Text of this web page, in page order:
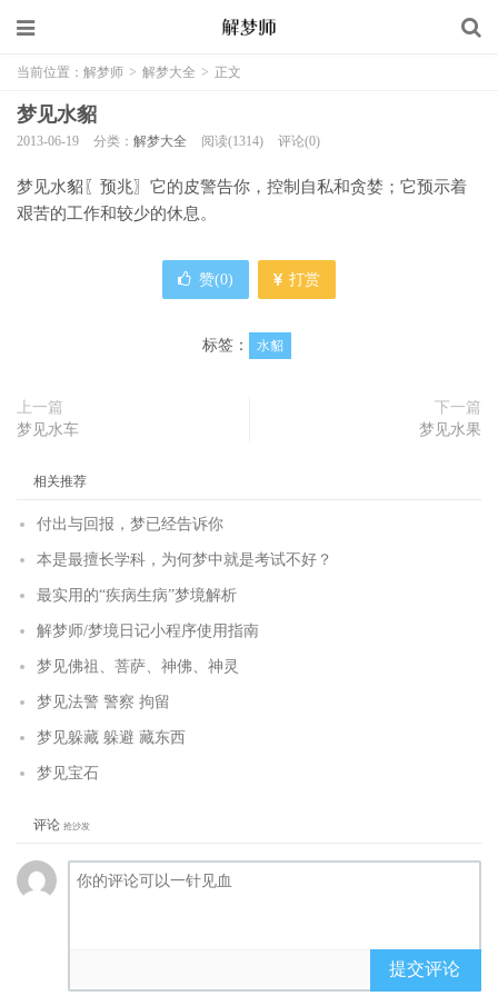
当前位置： 解梦师 > 解梦大全 > 正文
梦见水貂
2013-06-19 分类： 解梦大全 阅读(1314) 评论(0)
梦见水貂〖预兆〗它的皮警告你，控制自私和贪婪；它预示着
艰苦的工作和较少的休息。
赞(0) 打赏
标签： 水貂
上一篇
梦见水车
下一篇
梦见水果
相关推荐
付出与回报，梦已经告诉你
本是最擅长学科，为何梦中就是考试不好？
最实用的“疾病生病”梦境解析
解梦师/梦境日记小程序使用指南
梦见佛祖、菩萨、神佛、神灵
梦见法警 警察 拘留
梦见躲藏 躲避 藏东西
梦见宝石
评论 抢沙发
提交评论